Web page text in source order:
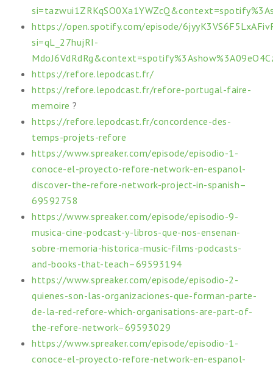
https://open.spotify.com/episode/
si=qL_27hujRI-
https://refore.lepodcast.fr/
https://refore.lepodcast.fr/refore-portugal-faire-
memoire ?
https://refore.lepodcast.fr/concordence-des-
temps-projets-refore
https://www.spreaker.com/episode/episodio-1-
conoce-el-proyecto-refore-network-en-espanol-
discover-the-refore-network-project-in-spanish–
69592758
https://www.spreaker.com/episode/episodio-9-
musica-cine-podcast-y-libros-que-nos-ensenan-
sobre-memoria-historica-music-films-podcasts-
and-books-that-teach–69593194
https://www.spreaker.com/episode/episodio-2-
quienes-son-las-organizaciones-que-forman-parte-
de-la-red-refore-which-organisations-are-part-of-
the-refore-network–69593029
https://www.spreaker.com/episode/episodio-1-
conoce-el-proyecto-refore-network-en-espanol-